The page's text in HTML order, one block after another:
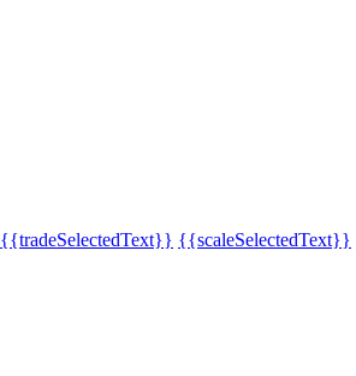
{{tradeSelectedText}} {{scaleSelectedText}}